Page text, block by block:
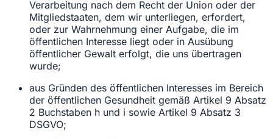
Verarbeitung nach dem Recht der Union oder der
Mitgliedstaaten, dem wir unterliegen, erfordert,
oder zur Wahrnehmung einer Aufgabe, die im
öffentlichen Interesse liegt oder in Ausübung
öffentlicher Gewalt erfolgt, die uns übertragen
wurde;
aus Gründen des öffentlichen Interesses im Bereich
der öffentlichen Gesundheit gemäß Artikel 9 Absatz
2 Buchstaben h und i sowie Artikel 9 Absatz 3
DSGVO;